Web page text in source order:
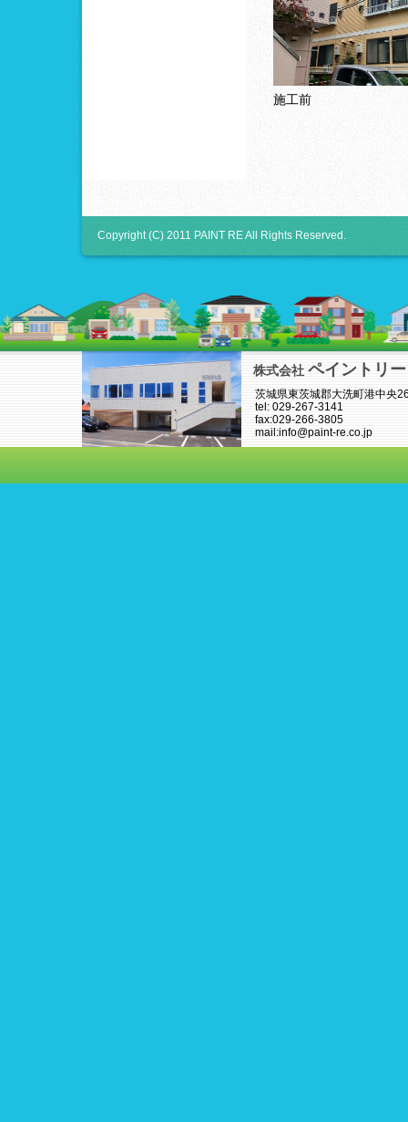
施工前
Copyright (C) 2011 PAINT RE All Rights Reserved.
株式会社 ペイントリー
茨城県東茨城郡大洗町港中央
tel: 029-267-3141
fax:029-266-3805
mail:info@paint-re.co.jp